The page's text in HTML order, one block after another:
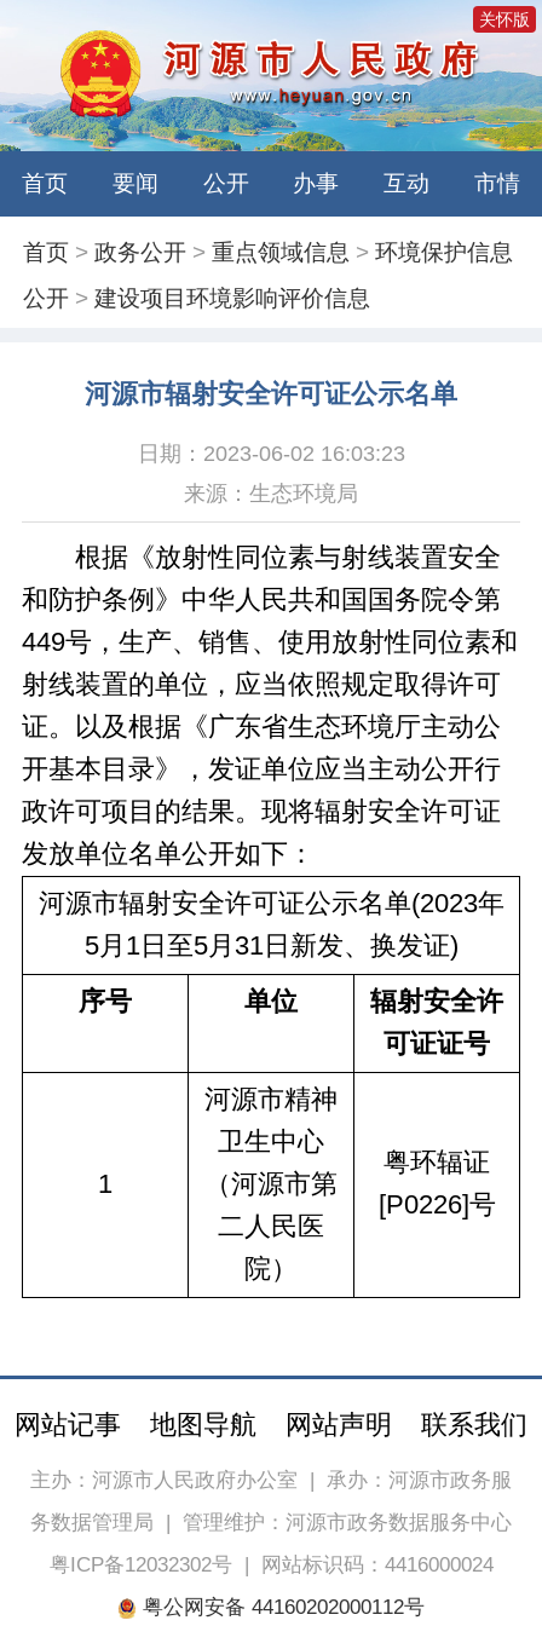
关怀版
首页 要闻 公开 办事 互动 市情
首页 >政务公开 >重点领域信息 >环境保护信息
公开 >建设项目环境影响评价信息
河源市辐射安全许可证公示名单
日期：2023-06-02 16:03:23
来源：生态环境局
根据《放射性同位素与射线装置安全
和防护条例》中华人民共和国国务院令第
449号，生产、销售、使用放射性同位素和
射线装置的单位，应当依照规定取得许可
证。以及根据《广东省生态环境厅主动公
开基本目录》，发证单位应当主动公开行
政许可项目的结果。现将辐射安全许可证
发放单位名单公开如下：
河源市辐射安全许可证公示名单(2023年
5月1日至5月31日新发、换发证)
序号
单位
辐射安全许
可证证号
1
河源市精神
卫生中心
（河源市第
二人民医
院）
粤环辐证
[P0226]号
网站记事 地图导航 网站声明 联系我们
主办：河源市人民政府办公室 | 承办：河源市政务服
务数据管理局 | 管理维护：河源市政务数据服务中心
粤ICP备12032302号|
网站标识码：4416000024
粤公网安备 44160202000112号